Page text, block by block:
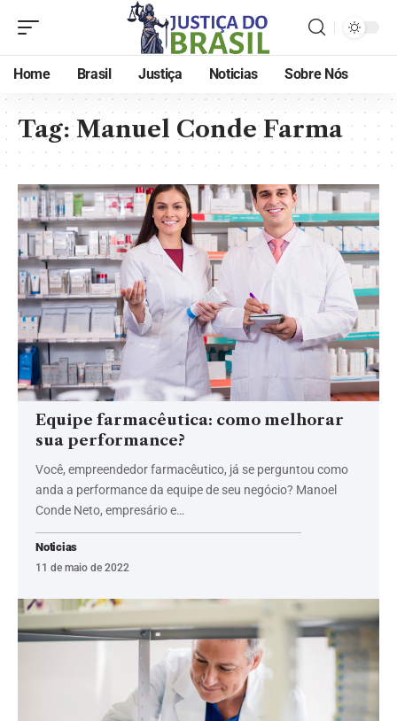
Home Brasil Justiça Noticias Sobre Nós
Tag:Manuel Conde Farma
Equipe farmacêutica: como melhorar
sua performance?
Você, empreendedor farmacêutico, já se perguntou como
anda a performance da equipe de seu negócio? Manoel
Conde Neto, empresário e…
Noticias
11 de maio de 2022